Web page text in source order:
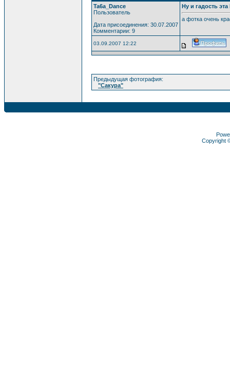
Ta6a_Dance
Пользователь
Дата присоединения: 30.07.2007
Комментарии: 9
Ну и гадость
а фотка очень
03.09.2007 12:22
Предыдущая фотография:
"Сакура"
Copyright